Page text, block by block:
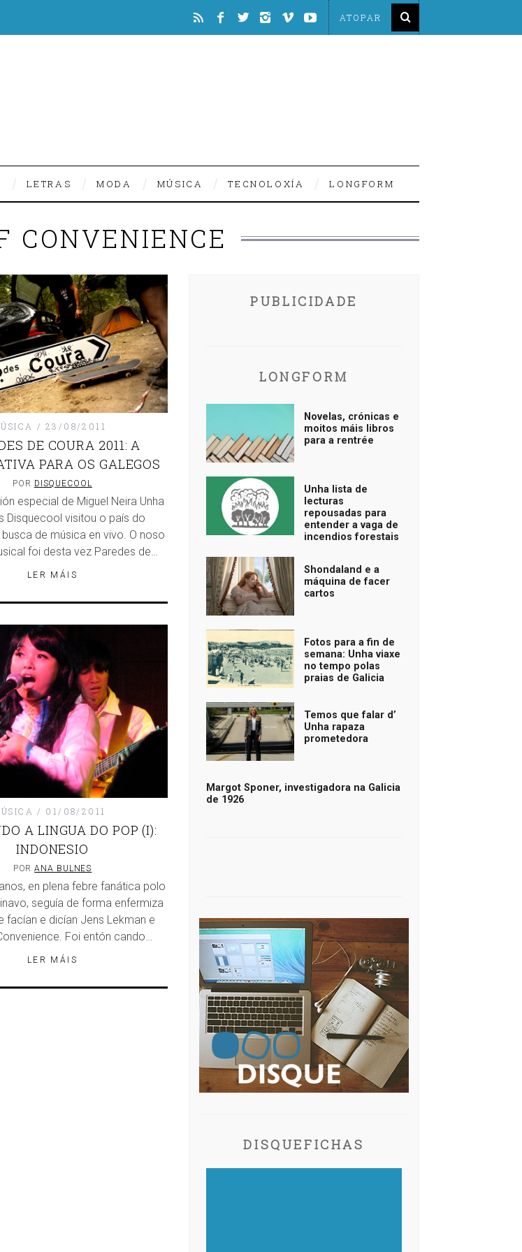
LETRAS MODA MÚSICA TECNOLOXÍA LONGFORM
CONVENIENCE
23/08/2011
DE COURA 2011: A
PARA OS GALEGOS
POR DISQUECOOL
especial de Miguel Neira Unha
Disquecool visitou o país do
de música en vivo. O noso
foi desta vez Paredes de…
LER MÁIS
01/08/2011
A LINGUA DO POP (I):
INDONESIO
PORANA BULNES
en plena febre fanática polo
seguía de forma enfermiza
facían e dicían Jens Lekman e
Foi entón cando…
LER MÁIS
PUBLICIDADE
LONGFORM
Novelas, crónicas e
moitos máis libros
para a rentrée
Unha lista de
lecturas
repousadas para
entender a vaga de
incendios forestais
Shondaland e a
máquina de facer
cartos
Fotos para a fin de
semana: Unha viaxe
no tempo polas
praias de Galicia
Temos que falar d’
Unha rapaza
prometedora
Margot Sponer, investigadora na Galicia
de 1926
DISQUEFICHAS